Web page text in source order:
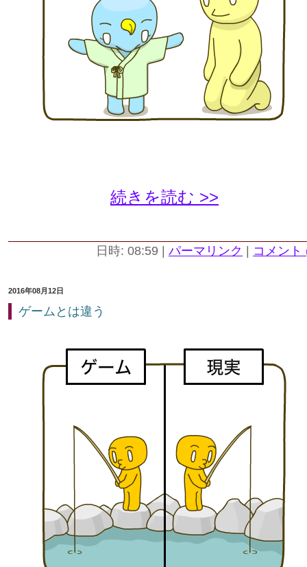
続きを読む >>
日時: 08:59 パーマリンク コメント
2016年08月12日
ゲームとは違う